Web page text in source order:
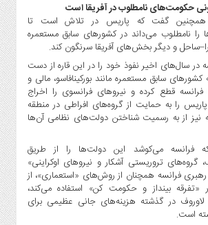
حکومت‌های نامطلوب در آفریقا است
همچنین گفت که پاریس در تلاش است تا
نامطلوب می‌داند در کشورهای سابق مستعمره
و دیگر بخش‌های آفریقا سرنگون کند.
در سال‌های اخیر نفوذ خود را در این قاره از دست
سابق مستعمره مانند بورکینافاسو، مالی و
فرانسه قطع کرده و نیروهای فرانسوی را اخراج
را به حمایت از گروه‌های افراطی در منطقه
نیز از به رسمیت شناختن دولت‌های نظامی آن‌ها
فرانسه می‌کوشد این دولت‌ها را از طریق
تروریستی آشکار و نیروهای اوکراینی»
فرانسه همچنان از روش‌های «استعماری»، از
بینداز و حکومت کن» استفاده می‌کند،
لاوروف در گذشته هزینه‌های جانی عظیمی برای
است.